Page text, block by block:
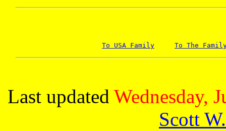
To USA Family To The
Last updated Wednesday,
Scott